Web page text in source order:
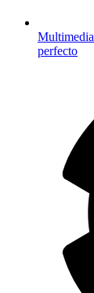
Multimedia
perfecto